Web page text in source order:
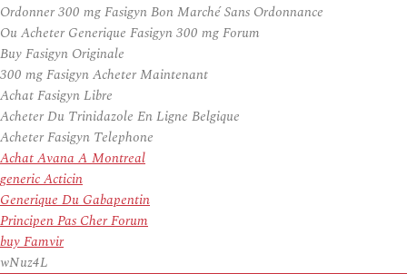
Ordonner 300 mg Fasigyn Bon Marché Sans Ordonnance
Ou Acheter Generique Fasigyn 300 mg Forum
Buy Fasigyn Originale
300 mg Fasigyn Acheter Maintenant
Achat Fasigyn Libre
Acheter Du Trinidazole En Ligne Belgique
Acheter Fasigyn Telephone
Achat Avana A Montreal
generic Acticin
Generique Du Gabapentin
Principen Pas Cher Forum
buy Famvir
wNuz4L